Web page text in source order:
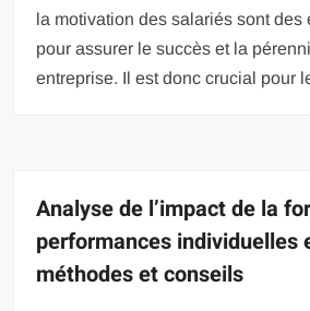
la motivation des salariés sont des
pour assurer le succès et la
entreprise. Il est donc crucial pour
Analyse de l’impact de la
performances individuelles
méthodes et conseils